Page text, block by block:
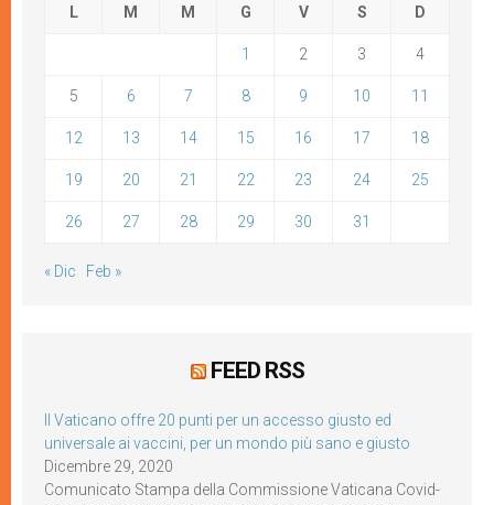
L M M G V S D
1 2 3 4
5 6 7 8 9 10 11
12 13 14 15 16 17 18
19 20 21 22 23 24 25
26 27 28 29 30 31
« Dic Feb »
FEED RSS
Il Vaticano offre 20 punti per un accesso giusto ed
universale ai vaccini, per un mondo più sano e giusto
Dicembre 29, 2020
Comunicato Stampa della Commissione Vaticana Covid-